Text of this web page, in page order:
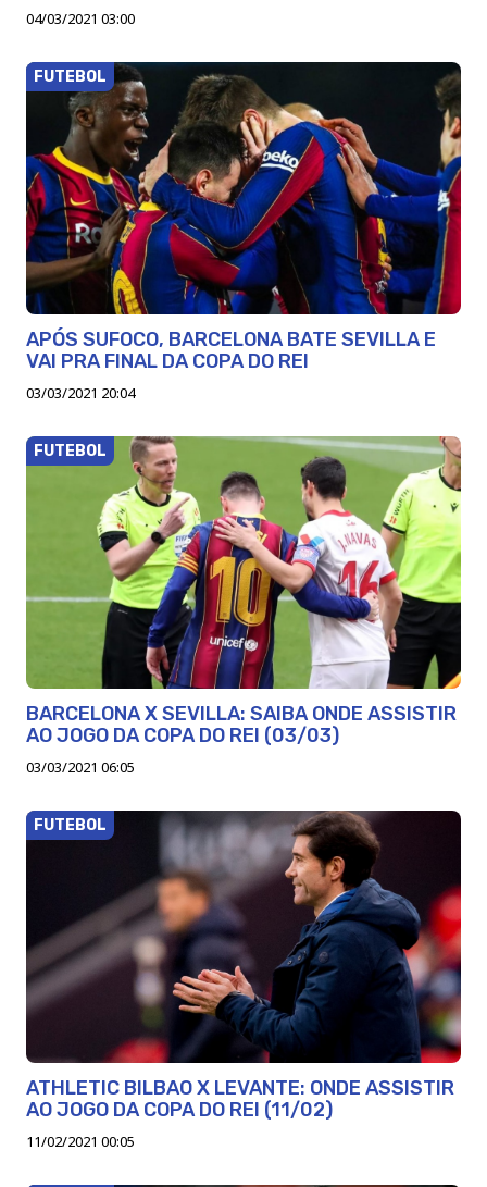
04/03/2021 03:00
FUTEBOL
APÓS SUFOCO, BARCELONA BATE SEVILLA E
VAI PRA FINAL DA COPA DO REI
03/03/2021 20:04
FUTEBOL
BARCELONA X SEVILLA: SAIBA ONDE ASSISTIR
AO JOGO DA COPA DO REI (03/03)
03/03/2021 06:05
FUTEBOL
ATHLETIC BILBAO X LEVANTE: ONDE ASSISTIR
AO JOGO DA COPA DO REI (11/02)
11/02/2021 00:05